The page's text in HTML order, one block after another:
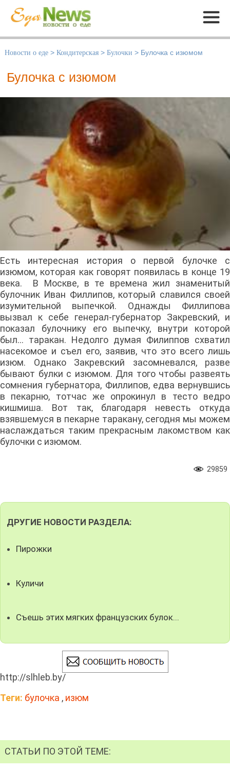
Меню
Новости о еде > Кондитерская > Булочки > Булочка с изюмом
Булочка с изюмом
Есть интересная история о первой булочке с
изюмом, которая как говорят появилась в конце 19
века. В Москве, в те времена жил знаменитый
булочник Иван Филлипов, который славился своей
изумительной выпечкой. Однажды Филлипова
вызвал к себе генерал-губернатор Закревский, и
показал булочнику его выпечку, внутри которой
был… таракан. Недолго думая Филиппов схватил
насекомое и съел его, заявив, что это всего лишь
изюм. Однако Закревский засомневался, разве
бывают булки с изюмом. Для того чтобы развеять
сомнения губернатора, Филлипов, едва вернувшись
в пекарню, тотчас же опрокинул в тесто ведро
кишмиша. Вот так, благодаря невесть откуда
взявшемуся в пекарне таракану, сегодня мы можем
наслаждаться таким прекрасным лакомством как
булочки с изюмом.
29859
ДРУГИЕ НОВОСТИ РАЗДЕЛА:
Пирожки
Куличи
Съешь этих мягких французских булок...
http://slhleb.by/
Теги: булочка , изюм
СТАТЬИ ПО ЭТОЙ ТЕМЕ: